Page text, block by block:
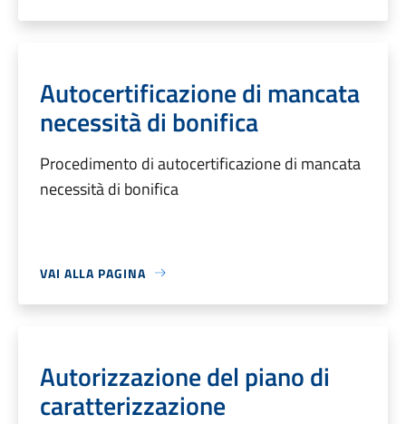
Autocertificazione di mancata
necessità di bonifica
Procedimento di autocertificazione di mancata
necessità di bonifica
VAI ALLA PAGINA
Autorizzazione del piano di
caratterizzazione